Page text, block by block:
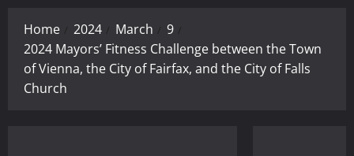
Home 2024 March
9
2024 Mayors’ Fitness Challenge between the Town
of Vienna, the City of Fairfax, and the City of Falls
Church